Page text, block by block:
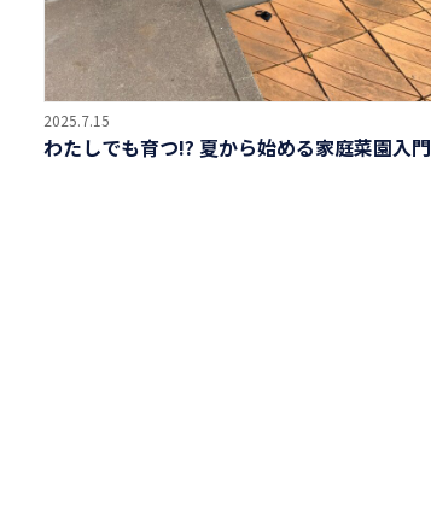
2025.7.15
わたしでも育つ!? 夏から始める家庭菜園入門